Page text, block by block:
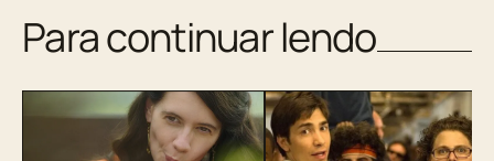
Para continuar lendo